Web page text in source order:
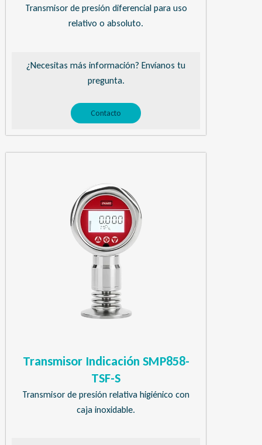
Transmisor de presión diferencial para uso
relativo o absoluto.
¿Necesitas más información? Envíanos tu
pregunta.
Contacto
Transmisor Indicación SMP858-
TSF-S
Transmisor de presión relativa higiénico con
caja inoxidable.